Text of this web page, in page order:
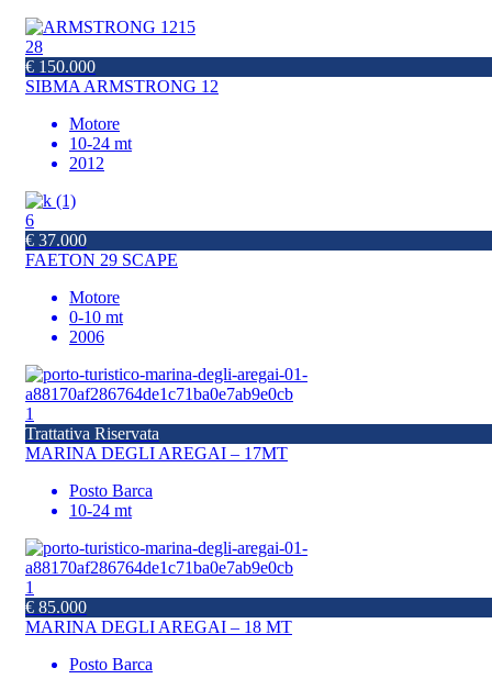
28
€ 150.000
SIBMA ARMSTRONG 12
Motore
10-24 mt
2012
6
€ 37.000
FAETON 29 SCAPE
Motore
0-10 mt
2006
1
Trattativa Riservata
MARINA DEGLI AREGAI – 17MT
Posto Barca
10-24 mt
1
€ 85.000
MARINA DEGLI AREGAI – 18 MT
Posto Barca